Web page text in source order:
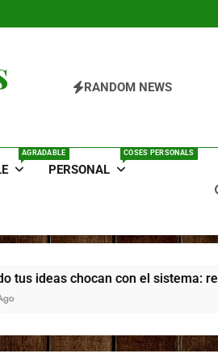
RANDOM NEWS
AGRADABLE
PERSONAL
COSES PERSONALS
con el sistema: resistencia